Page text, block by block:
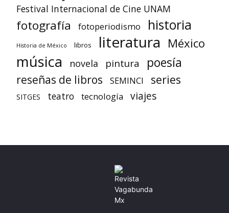
Festival Internacional de Cine UNAM
fotografía fotoperiodismo historia
Historia de México libros literatura México
música novela pintura poesía
reseñas de libros SEMINCI series
SITGES teatro tecnología viajes